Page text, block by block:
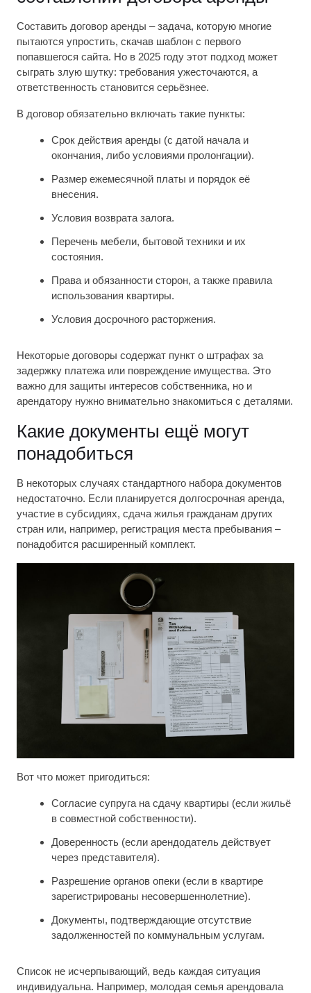
Составить договор аренды – задача, которую многие
пытаются упростить, скачав шаблон с первого
попавшегося сайта. Но в 2025 году этот подход может
сыграть злую шутку: требования ужесточаются, а
ответственность становится серьёзнее.
В договор обязательно включать такие пункты:
Срок действия аренды (с датой начала и
окончания, либо условиями пролонгации).
Размер ежемесячной платы и порядок её
внесения.
Условия возврата залога.
Перечень мебели, бытовой техники и их
состояния.
Права и обязанности сторон, а также правила
использования квартиры.
Условия досрочного расторжения.
Некоторые договоры содержат пункт о штрафах за
задержку платежа или повреждение имущества. Это
важно для защиты интересов собственника, но и
арендатору нужно внимательно знакомиться с деталями.
Какие документы ещё могут
понадобиться
В некоторых случаях стандартного набора документов
недостаточно. Если планируется долгосрочная аренда,
участие в субсидиях, сдача жилья гражданам других
стран или, например, регистрация места пребывания –
понадобится расширенный комплект.
Вот что может пригодиться:
Согласие супруга на сдачу квартиры (если жильё
в совместной собственности).
Доверенность (если арендодатель действует
через представителя).
Разрешение органов опеки (если в квартире
зарегистрированы несовершеннолетние).
Документы, подтверждающие отсутствие
задолженностей по коммунальным услугам.
Список не исчерпывающий, ведь каждая ситуация
индивидуальна. Например, молодая семья арендовала